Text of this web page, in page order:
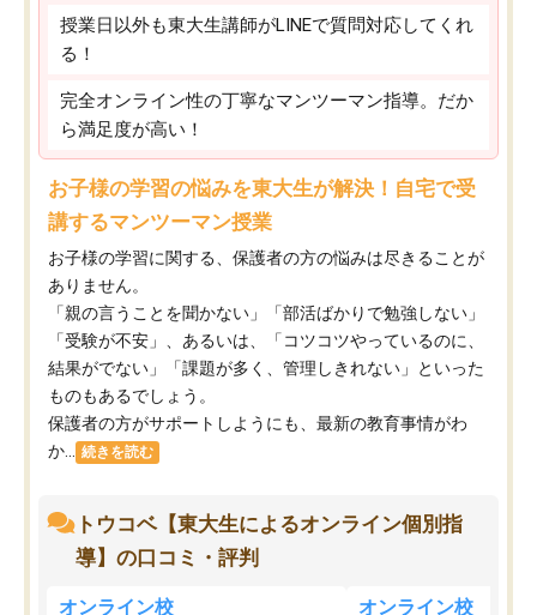
授業日以外も東大生講師がLINEで質問対応してくれ
る！
完全オンライン性の丁寧なマンツーマン指導。だか
ら満足度が高い！
お子様の学習の悩みを東大生が解決！自宅で受
講するマンツーマン授業
お子様の学習に関する、保護者の方の悩みは尽きることが
ありません。
「親の言うことを聞かない」「部活ばかりで勉強しない」
「受験が不安」、あるいは、「コツコツやっているのに、
結果がでない」「課題が多く、管理しきれない」といった
ものもあるでしょう。
保護者の方がサポートしようにも、最新の教育事情がわ
か...
続きを読む
トウコベ【東大生によるオンライン個別指
導】の口コミ・評判
オンライン校 オンライン校